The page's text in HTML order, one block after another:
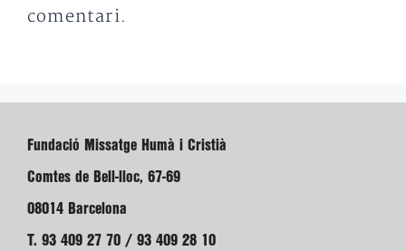
comentari.
Fundació Missatge Humà i Cristià
Comtes de Bell-lloc, 67-69
08014 Barcelona
T. 93 409 27 70 / 93 409 28 10